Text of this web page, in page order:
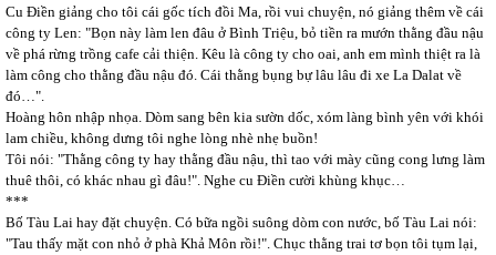
Cu Điền giảng cho tôi cái gốc tích đồi Ma, rồi vui chuyện, nó giảng thêm về cái
công ty Len: "Bọn này làm len đâu ở Bình Triệu, bỏ tiền ra mướn thằng đầu nậu
về phá rừng trồng cafe cải thiện. Kêu là công ty cho oai, anh em mình thiệt ra là
làm công cho thằng đầu nậu đó. Cái thằng bụng bự lâu lâu đi xe La Dalat về
đó…".
Hoàng hôn nhập nhọa. Dòm sang bên kia sườn dốc, xóm làng bình yên với khói
lam chiều, không dưng tôi nghe lòng nhè nhẹ buồn!
Tôi nói: "Thằng công ty hay thằng đầu nậu, thì tao với mày cũng cong lưng làm
thuê thôi, có khác nhau gì đâu!". Nghe cu Điền cười khùng khục…
***
Bố Tàu Lai hay đặt chuyện. Có bữa ngồi suông dòm con nước, bố Tàu Lai nói:
"Tau thấy mặt con nhỏ ở phà Khả Môn rồi!". Chục thằng trai tơ bọn tôi tụm lại,